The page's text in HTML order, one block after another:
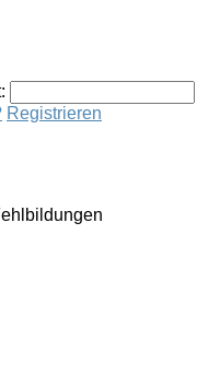
Registrieren